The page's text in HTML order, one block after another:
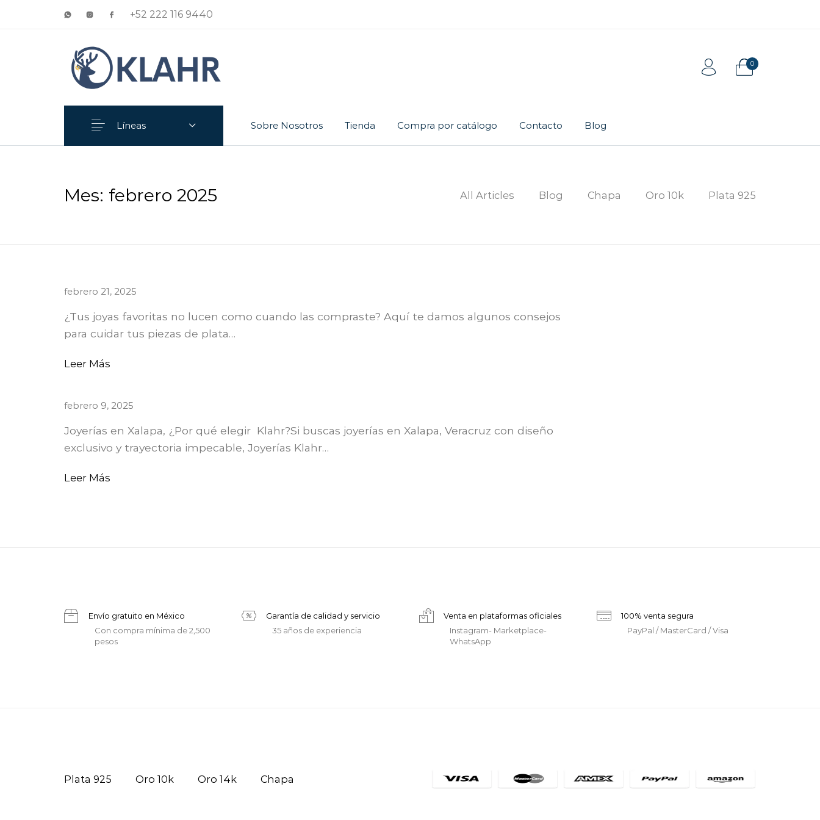
+52 222 116 9440
0
Sobre Nosotros Tienda Compra por catálogo Contacto Blog
Líneas
Mes: febrero 2025 All Articles Blog Chapa Oro 10k Plata 925
febrero 21, 2025
¿Tus joyas favoritas no lucen como cuando las compraste? Aquí te damos algunos consejos
para cuidar tus piezas de plata…
Leer Más
febrero 9, 2025
Joyerías en Xalapa, ¿Por qué elegir Klahr?Si buscas joyerías en Xalapa, Veracruz con diseño
exclusivo y trayectoria impecable, Joyerías Klahr…
Leer Más
Envío gratuito en México
Con compra mínima de 2,500
pesos
Garantía de calidad y servicio
35 años de experiencia
Venta en plataformas oficiales
Instagram- Marketplace-
WhatsApp
100% venta segura
PayPal / MasterCard / Visa
Plata 925 Oro 10k Oro 14k Chapa